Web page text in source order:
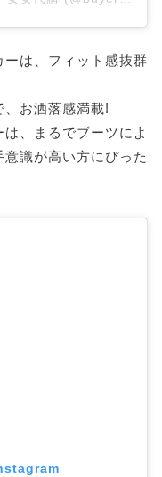
ーは、フィット感抜群
、お洒落感満載!
、まるでブーツによ
識が高い方にぴった